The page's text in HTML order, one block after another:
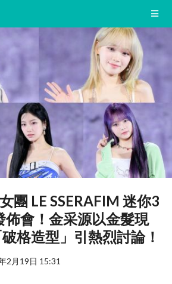
團 LE SSERAFIM 迷你3
佈會！金采源以金髮現
格造型」引熱烈討論！
2月19日 15:31